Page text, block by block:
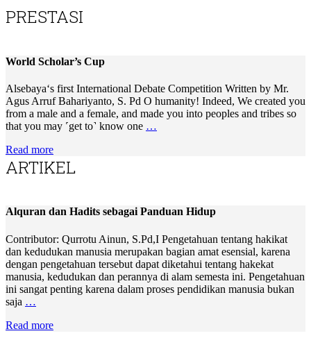
PRESTASI
World Scholar’s Cup
Alsebaya‘s first International Debate Competition Written by Mr.
Agus Arruf Bahariyanto, S. Pd O humanity! Indeed, We created you
from a male and a female, and made you into peoples and tribes so
that you may ˹get to˺ know one …
Read more
ARTIKEL
Alquran dan Hadits sebagai Panduan Hidup
Contributor: Qurrotu Ainun, S.Pd,I Pengetahuan tentang hakikat
dan kedudukan manusia merupakan bagian amat esensial, karena
dengan pengetahuan tersebut dapat diketahui tentang hakekat
manusia, kedudukan dan perannya di alam semesta ini. Pengetahuan
ini sangat penting karena dalam proses pendidikan manusia bukan
saja …
Read more